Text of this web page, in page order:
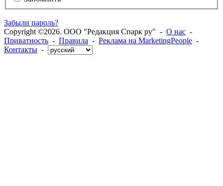
Забыли пароль?
Copyright ©2026. ООО "Редакция Спарк ру" - О нас -
Приватность - Правила - Реклама на MarketingPeople -
Контакты -